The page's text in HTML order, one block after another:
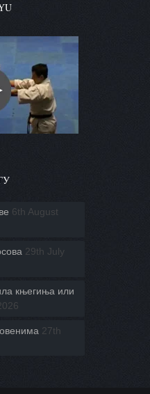
6th August
29th July
књегиња или
27th